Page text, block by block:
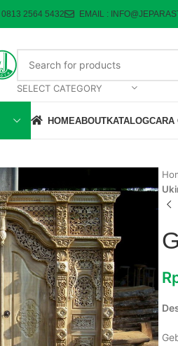
0813 2564 5432 EMAIL :
SELECT CATEGORY
HOMEABOUTKATALOGCARA